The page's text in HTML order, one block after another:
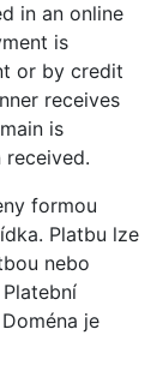
in an online
is
or by credit
receives
is
formou
Platbu lze
nebo
je